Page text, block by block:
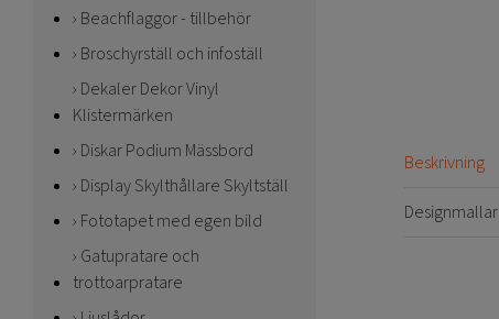
Beskrivning
Designmallar
Beachflaggor - tillbehör
Broschyrställ och infoställ
Dekaler Dekor Vinyl
Klistermärken
Diskar Podium Mässbord
Display Skylthållare Skyltställ
Fototapet med egen bild
Gatupratare och
trottoarpratare